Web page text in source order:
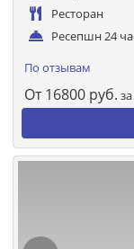
Ресторан
Ресепшн 24
По отзывам
От 16800 руб.